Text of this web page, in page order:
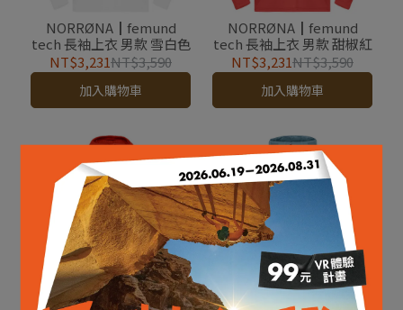
NORRØNA┃femund
tech 長袖上衣 男款 雪白色
NT$3,231NT$3,590
加入購物車
NORRØNA┃femund
tech 長袖上衣 男款 甜椒紅
NT$3,231NT$3,590
加入購物車
NORRØNA┃falketind
NORRØNA┃falketind